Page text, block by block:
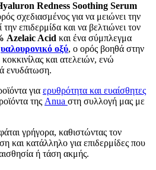
Redness Soothing Serum
σχεδιασμένος για να μειώνει την
επιδερμίδα και να βελτιώνει τον
Azelaic Acid και ένα σύμπλεγμα
υαλουρονικό οξύ, ο ορός βοηθά στην
και ατελειών, ενώ
ενυδάτωση.
για ερυθρότητα και ευαίσθητες
της Anua στη συλλογή μας με
γρήγορα, καθιστώντας τον
και κατάλληλο για επιδερμίδες που
ή τάση ακμής.